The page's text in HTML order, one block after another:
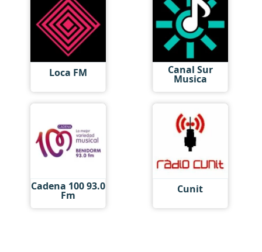
Loca FM Canal Sur
Musica
Cadena 100 93.0
Fm Cunit